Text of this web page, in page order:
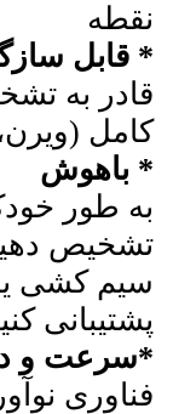
نقطه
* قابل
قادر به
کامل
* باهوش
به طور
تشخیص
سیم کشی
پشتیبانی
*سرعت و
فناوری